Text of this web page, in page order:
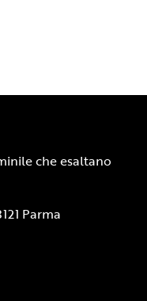
che esaltano
Parma